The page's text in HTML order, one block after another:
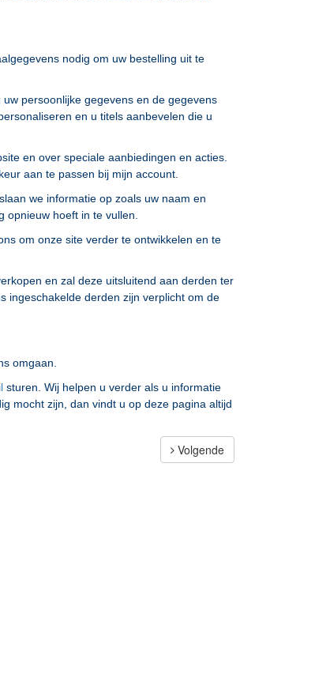
nodig om uw bestelling uit te
persoonlijke gegevens en de gegevens
en u titels aanbevelen die u
en over speciale aanbiedingen en acties.
aan te passen bij mijn account.
we informatie op zoals uw naam en
hoeft in te vullen.
om onze site verder te ontwikkelen en te
en zal deze uitsluitend aan derden ter
ingeschakelde derden zijn verplicht om de
omgaan.
sturen. Wij helpen u verder als u informatie
mocht zijn, dan vindt u op deze pagina altijd
Volgende